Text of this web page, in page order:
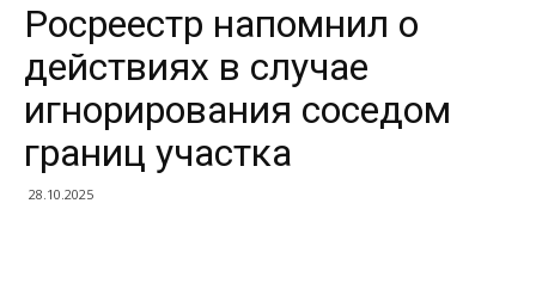
портал
Росреестр напомнил о
действиях в случае
игнорирования соседом
границ участка
28.10.2025